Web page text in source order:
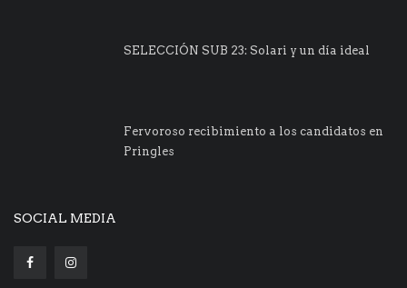
SELECCIÓN SUB 23: Solari y un día ideal
Fervoroso recibimiento a los candidatos en
Pringles
SOCIAL MEDIA